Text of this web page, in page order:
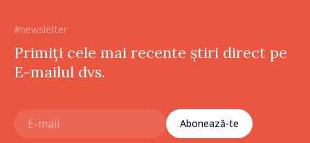
#newsletter
Primiți cele mai recente știri direct pe
E-mailul dvs.
Abonează-te